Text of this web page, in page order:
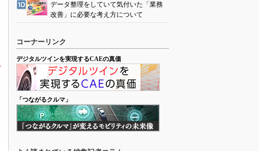
データ整理をしていて気付いた「業務
改善」に必要な考え方について
コーナーリンク
デジタルツインを実現するCAEの真価
「つながるクルマ」